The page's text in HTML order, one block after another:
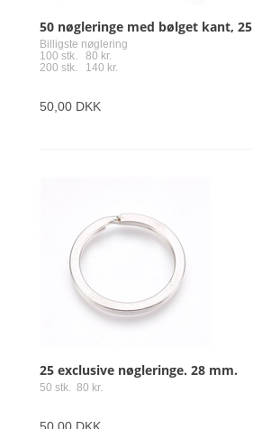
50 nøgleringe med bølget kant,
Billigste nøglering
100 stk. 80 kr.
200 stk. 140 kr.
50,00 DKK
25 exclusive nøgleringe. 28 mm.
50 stk. 80 kr.